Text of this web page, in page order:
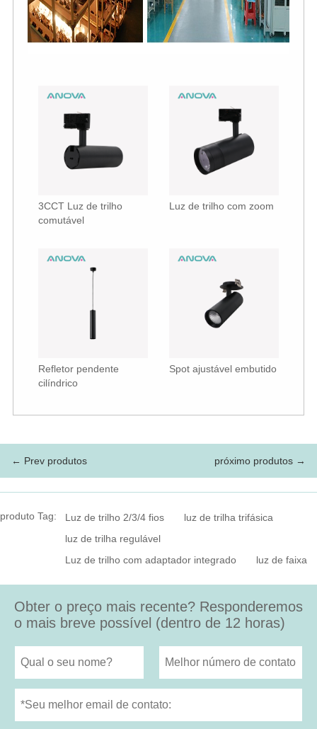
3CCT Luz de trilho
comutável
Luz de trilho com zoom
Refletor pendente
cilíndrico
Spot ajustável embutido
← Prev produtos próximo produtos →
produto Tag: Luz de trilho 2/3/4 fios
luz de trilha trifásica
luz de trilha regulável
Luz de trilho com adaptador integrado
luz de faixa
Obter o preço mais recente? Responderemos
o mais breve possível (dentro de 12 horas)